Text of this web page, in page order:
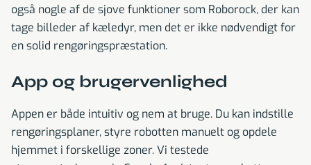
også nogle af de sjove funktioner som Roborock, der kan
tage billeder af kæledyr, men det er ikke nødvendigt for
en solid rengøringspræstation.
App og brugervenlighed
Appen er både intuitiv og nem at bruge. Du kan indstille
rengøringsplaner, styre robotten manuelt og opdele
hjemmet i forskellige zoner. Vi testede